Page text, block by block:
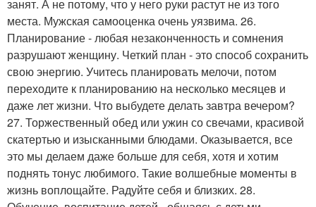
занят. А не потому, что у него руки растут не из того
места. Мужская самооценка очень уязвима. 26.
Планирование - любая незаконченность и сомнения
разрушают женщину. Четкий план - это способ сохранить
свою энергию. Учитесь планировать мелочи, потом
переходите к планированию на несколько месяцев и
даже лет жизни. Что выбудете делать завтра вечером?
27. Торжественный обед или ужин со свечами, красивой
скатертью и изысканными блюдами. Оказывается, все
это мы делаем даже больше для себя, хотя и хотим
поднять тонус любимого. Такие волшебные моменты в
жизнь воплощайте. Радуйте себя и близких. 28.